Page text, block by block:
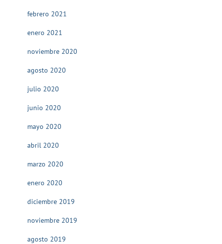
febrero 2021
enero 2021
noviembre 2020
agosto 2020
julio 2020
junio 2020
mayo 2020
abril 2020
marzo 2020
enero 2020
diciembre 2019
noviembre 2019
agosto 2019